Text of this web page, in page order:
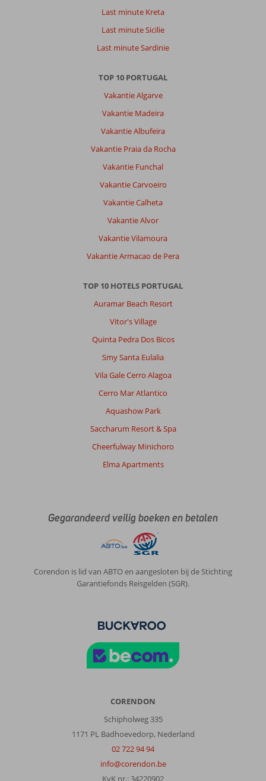
Last minute Kreta
Last minute Sicilie
Last minute Sardinie
TOP 10 PORTUGAL
Vakantie Algarve
Vakantie Madeira
Vakantie Albufeira
Vakantie Praia da Rocha
Vakantie Funchal
Vakantie Carvoeiro
Vakantie Calheta
Vakantie Alvor
Vakantie Vilamoura
Vakantie Armacao de Pera
TOP 10 HOTELS PORTUGAL
Auramar Beach Resort
Vitor's Village
Quinta Pedra Dos Bicos
Smy Santa Eulalia
Vila Gale Cerro Alagoa
Cerro Mar Atlantico
Aquashow Park
Saccharum Resort & Spa
Cheerfulway Minichoro
Elma Apartments
Gegarandeerd veilig boeken en betalen
Corendon is lid van ABTO en aangesloten bij de Stichting
Garantiefonds Reisgelden (SGR).
CORENDON
Schipholweg 335
1171 PL Badhoevedorp, Nederland
02 722 94 94
info@corendon.be
KvK nr.: 34220902